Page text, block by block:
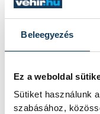
Beleegyezés
Ez a weboldal
Sütiket használunk
szabásához,